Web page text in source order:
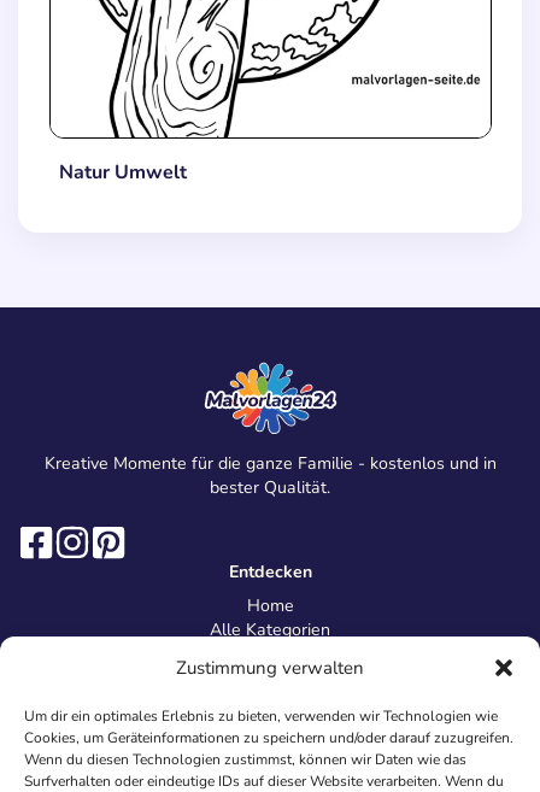
Zustimmung verwalten
Um dir ein optimales Erlebnis zu bieten, verwenden wir Technologien wie
Cookies, um Geräteinformationen zu speichern und/oder darauf zuzugreifen.
Wenn du diesen Technologien zustimmst, können wir Daten wie das
Surfverhalten oder eindeutige IDs auf dieser Website verarbeiten. Wenn du
Natur Umwelt
Kreative Momente für die ganze Familie - kostenlos und in
bester Qualität.
Entdecken
Home
Alle Kategorien
Information
Über uns
Kontakt
Inhaltsrichtlinien
Recht & Datenschutz